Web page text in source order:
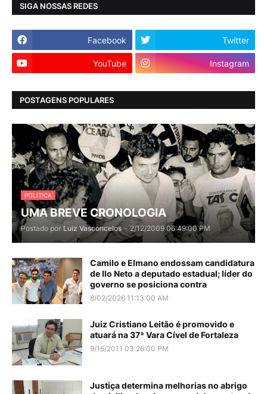
SIGA NOSSAS REDES
Facebook Twitter
YouTube Instagram
POSTAGENS POPULARES
POLITICA
UMA BREVE CRONOLOGIA
Postado por Luiz Vasconcelos - 2/12/2009 06:49:00 PM
Camilo e Elmano endossam candidatura
de Ilo Neto a deputado estadual; líder do
governo se posiciona contra
8/02/2026 11:13:00 AM
Juiz Cristiano Leitão é promovido e
atuará na 37ª Vara Cível de Fortaleza
9/16/2011 03:26:00 PM
Justiça determina melhorias no abrigo